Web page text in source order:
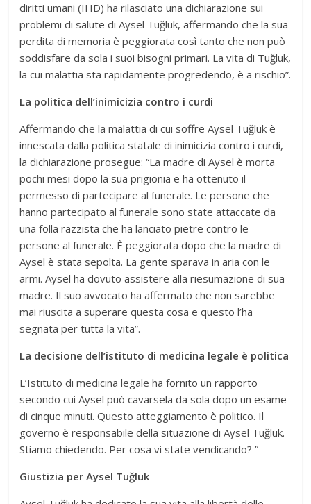
diritti umani (IHD) ha rilasciato una dichiarazione sui
problemi di salute di Aysel Tuğluk, affermando che la sua
perdita di memoria è peggiorata così tanto che non può
soddisfare da sola i suoi bisogni primari. La vita di Tuğluk,
la cui malattia sta rapidamente progredendo, è a rischio”.
La politica dell’inimicizia contro i curdi
Affermando che la malattia di cui soffre Aysel Tuğluk è
innescata dalla politica statale di inimicizia contro i curdi,
la dichiarazione prosegue: “La madre di Aysel è morta
pochi mesi dopo la sua prigionia e ha ottenuto il
permesso di partecipare al funerale. Le persone che
hanno partecipato al funerale sono state attaccate da
una folla razzista che ha lanciato pietre contro le
persone al funerale. È peggiorata dopo che la madre di
Aysel è stata sepolta. La gente sparava in aria con le
armi. Aysel ha dovuto assistere alla riesumazione di sua
madre. Il suo avvocato ha affermato che non sarebbe
mai riuscita a superare questa cosa e questo l’ha
segnata per tutta la vita”.
La decisione dell’istituto di medicina legale è politica
L’Istituto di medicina legale ha fornito un rapporto
secondo cui Aysel può cavarsela da sola dopo un esame
di cinque minuti. Questo atteggiamento è politico. Il
governo è responsabile della situazione di Aysel Tuğluk.
Stiamo chiedendo. Per cosa vi state vendicando? ”
Giustizia per Aysel Tuğluk